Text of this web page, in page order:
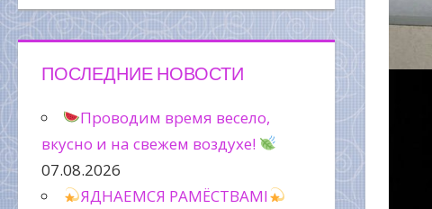
ПОСЛЕДНИЕ НОВОСТИ
Проводим время весело,
вкусно и на свежем воздухе!
07.08.2026
ЯДНАЕМСЯ РАМЁСТВАМІ